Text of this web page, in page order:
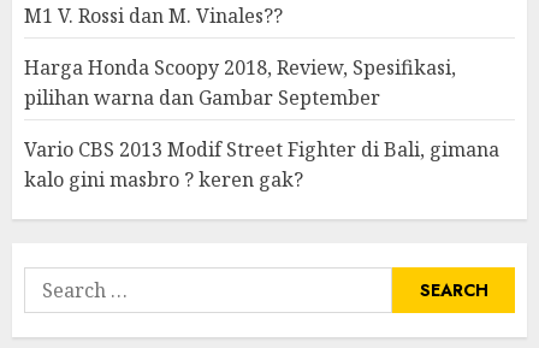
M1 V. Rossi dan M. Vinales??
Harga Honda Scoopy 2018, Review, Spesifikasi,
pilihan warna dan Gambar September
Vario CBS 2013 Modif Street Fighter di Bali, gimana
kalo gini masbro ? keren gak?
Search
for: